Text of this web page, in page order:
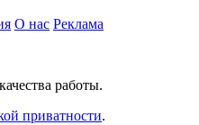
О нас Реклама
работы.
приватности.